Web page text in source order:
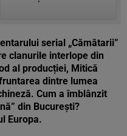
serial „Cămătarii”
clanurile interlope din
al producției, Mitică
dintre lumea
Cum a îmblânzit
din București?
Europa.